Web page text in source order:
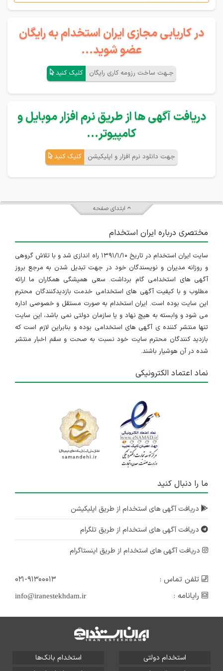
در کاریابی مجازی ایران استخدام به رایگان
عضو شوید...
جـهت ساخت رزومه کاری رایگان کلیک کنید
دریافت آگهی ها از طریق نرم افزار موبایل و
کامپیوتر...
جهت دانلود نرم افزار و اپلیکیشن کلیک کنید
ابتدای صفحه
مختصری درباره ایران استخدام
سایت ایران استخدام در تاریخ ۱۳۹۱/۱/۱۰ راه اندازی شد و با تلاش گروهی
و روزانه مدیران و نویسندگان خود در جهت تبدیل شدن به مرجع بروز
آگهی های استخدامی گام برداشت. سعی همیشگی همکاران ما ارائه
مطلوب و با کیفیت آگهی های استخدامی خدمت بازدیدکنندگان محترم
این سایت بوده است. ایران استخدام به صورت مستقل و خصوصی اداره
می شود و وابسته به هیچ نهاد و یا سازمان دولتی نمی باشد، این سایت
تنها منتشر کننده ی آگهی های استخدامی بوده و بنابراین لازم است که
بازدید کنندگان محترم سایت خود نسبت به صحت و سقم اخبار منتشر
شده در آن هوشیار باشند.
نماد اعتماد الکترونیکی
ما را دنبال کنید
دریافت آگهی های استخدام از طریق اپلیکیشن
دریافت آگهی های استخدام از طریق تلگرام
دریافت آگهی های استخدام از طریق اینستاگرام
تلفن تماس :
۰۲۱-۹۱۳۰۰۰۱۳
رایانامه :
info@iranestekhdam.ir
استخدام دولتی
استخدام بانک‌ها